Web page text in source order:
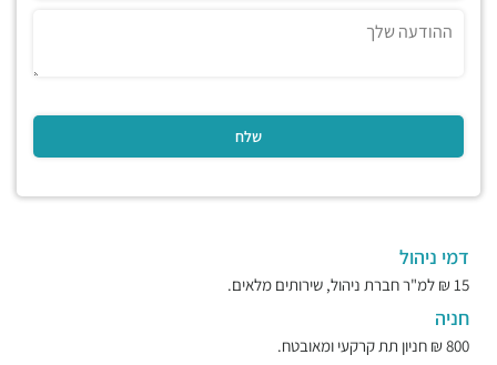
דמי ניהול
15 ₪ למ"ר חברת ניהול, שירותים מלאים.
חניה
800 ₪ חניון תת קרקעי ומאובטח.